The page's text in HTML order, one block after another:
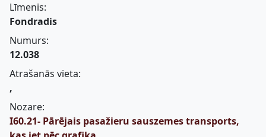
Līmenis:
Fondradis
Numurs:
12.038
Atrašanās vieta:
,
Nozare:
I60.21- Pārējais pasažieru sauszemes transports,